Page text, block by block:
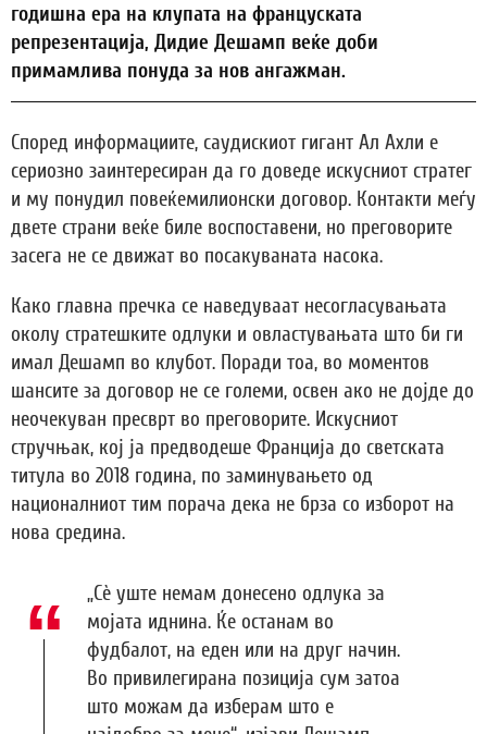
годишна ера на клупата на француската
репрезентација, Дидие Дешамп веќе доби
примамлива понуда за нов ангажман.
Според информациите, саудискиот гигант Ал Ахли е
сериозно заинтересиран да го доведе искусниот стратег
и му понудил повеќемилионски договор. Контакти меѓу
двете страни веќе биле воспоставени, но преговорите
засега не се движат во посакуваната насока.
Како главна пречка се наведуваат несогласувањата
околу стратешките одлуки и овластувањата што би ги
имал Дешамп во клубот. Поради тоа, во моментов
шансите за договор не се големи, освен ако не дојде до
неочекуван пресврт во преговорите. Искусниот
стручњак, кој ја предводеше Франција до светската
титула во 2018 година, по заминувањето од
националниот тим порача дека не брза со изборот на
нова средина.
„Сè уште немам донесено одлука за
мојата иднина. Ќе останам во
фудбалот, на еден или на друг начин.
Во привилегирана позиција сум затоа
што можам да изберам што е